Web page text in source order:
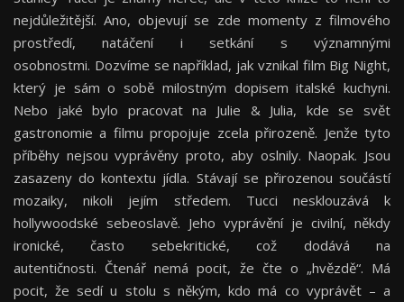
nejdůležitější. Ano, objevují se zde momenty z filmového
prostředí, natáčení i setkání s významnými
osobnostmi. Dozvíme se například, jak vznikal film Big Night,
který je sám o sobě milostným dopisem italské kuchyni.
Nebo jaké bylo pracovat na Julie & Julia, kde se svět
gastronomie a filmu propojuje zcela přirozeně. Jenže tyto
příběhy nejsou vyprávěny proto, aby oslnily. Naopak. Jsou
zasazeny do kontextu jídla. Stávají se přirozenou součástí
mozaiky, nikoli jejím středem. Tucci nesklouzává k
hollywoodské sebeoslavě. Jeho vyprávění je civilní, někdy
ironické, často sebekritické, což dodává na
autentičnosti. Čtenář nemá pocit, že čte o „hvězdě“. Má
pocit, že sedí u stolu s někým, kdo má co vyprávět – a